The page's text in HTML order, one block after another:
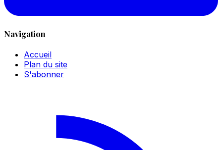
Navigation
Accueil
Plan du site
S'abonner